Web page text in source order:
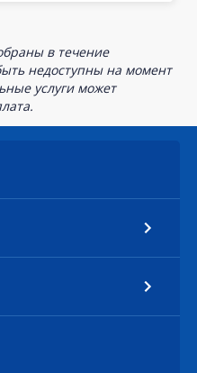
в течение
недоступны на момент
услуги может